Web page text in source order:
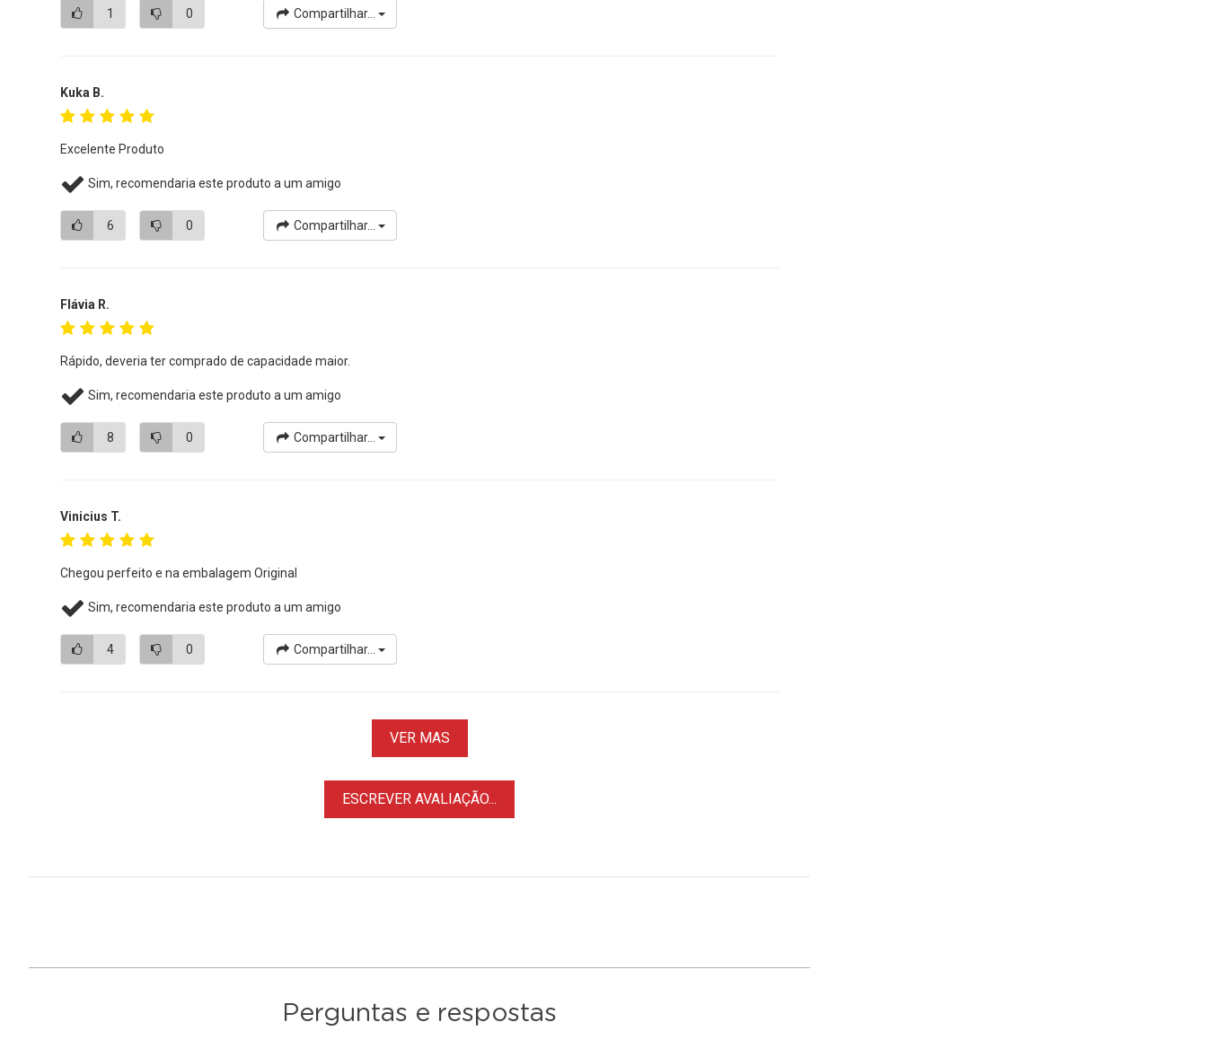
1 0 Compartilhar...
Kuka B.
Excelente Produto
Sim, recomendaria este produto a um amigo
6 0 Compartilhar...
Flávia R.
Rápido, deveria ter comprado de capacidade maior.
Sim, recomendaria este produto a um amigo
8 0 Compartilhar...
Vinicius T.
Chegou perfeito e na embalagem Original
Sim, recomendaria este produto a um amigo
4 0 Compartilhar...
VER MAS
ESCREVER AVALIAÇÃO...
Perguntas e respostas